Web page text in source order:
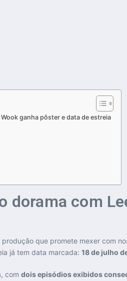
ganha pôster e data de estreia
dorama com
que promete mexer com
já tem data marcada: 18 de julho
, com dois episódios exibidos